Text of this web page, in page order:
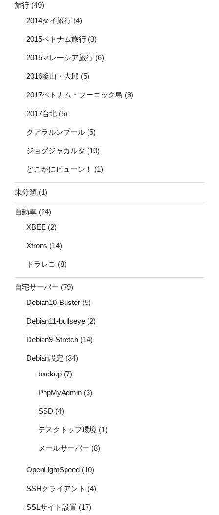
旅行 (49)
2014タイ旅行 (4)
2015ベトナム旅行 (3)
2015マレーシア旅行 (6)
2016釜山・大邱 (5)
2017ベトナム・フーコック島 (9)
2017台北 (5)
クアラルンプール (5)
ジョグジャカルタ (10)
どこかにビューン！ (1)
未分類 (1)
自動車 (24)
XBEE (2)
Xtrons (14)
ドラレコ (8)
自宅サーバー (79)
Debian10-Buster (5)
Debian11-bullseye (2)
Debian9-Stretch (14)
Debian設定 (34)
backup (7)
PhpMyAdmin (3)
SSD (4)
デスクトップ環境 (1)
メールサーバー (8)
OpenLightSpeed (10)
SSHクライアント (4)
SSLサイト設置 (17)